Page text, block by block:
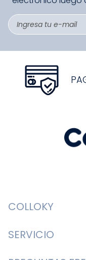
COLLOKY
SERVICIO